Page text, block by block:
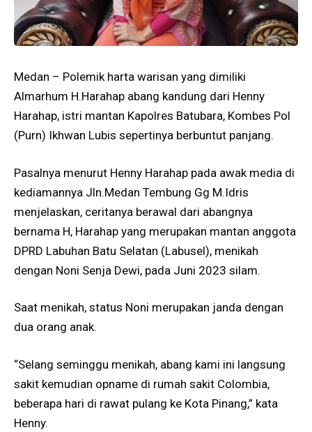
Medan – Polemik harta warisan yang dimiliki
Almarhum H.Harahap abang kandung dari Henny
Harahap, istri mantan Kapolres Batubara, Kombes Pol
(Purn) Ikhwan Lubis sepertinya berbuntut panjang.
Pasalnya menurut Henny Harahap pada awak media di
kediamannya Jln.Medan Tembung Gg M.Idris
menjelaskan, ceritanya berawal dari abangnya
bernama H, Harahap yang merupakan mantan anggota
DPRD Labuhan Batu Selatan (Labusel), menikah
dengan Noni Senja Dewi, pada Juni 2023 silam.
Saat menikah, status Noni merupakan janda dengan
dua orang anak.
“Selang seminggu menikah, abang kami ini langsung
sakit kemudian opname di rumah sakit Colombia,
beberapa hari di rawat pulang ke Kota Pinang,” kata
Henny.